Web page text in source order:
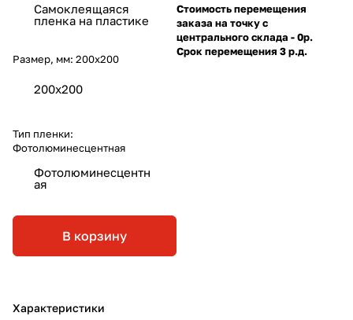
Самоклеящаяся
пленка на пластике
Размер, мм: 200х200
200х200
Тип пленки:
Фотолюминесцентная
Фотолюминесцентн
ая
В корзину
Характеристики
Стоимость перемещения
заказа на точку с
центрального склада - 0р.
Срок перемещения 3 р.д.